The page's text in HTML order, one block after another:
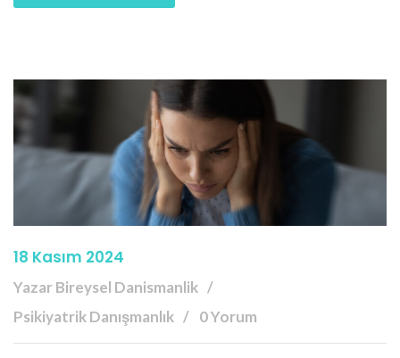
18 Kasım 2024
Yazar Bireysel Danismanlik
Psikiyatrik Danışmanlık
0 Yorum